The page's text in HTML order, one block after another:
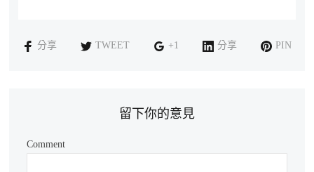
分享 TWEET +1 分享 PIN
留下你的意見
Comment